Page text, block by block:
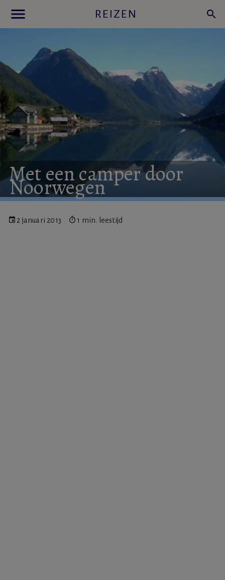
menu REIZEN search
Meteencamperdoor
Noorwegen
2 januari 2013 1 min. leestijd